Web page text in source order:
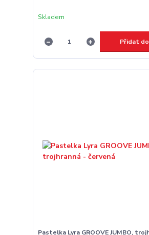
Skladem
Přidat
Pastelka Lyra GROOVE JUMBO,